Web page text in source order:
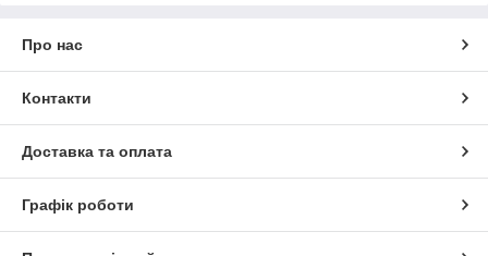
Про нас
Контакти
Доставка та оплата
Графік роботи